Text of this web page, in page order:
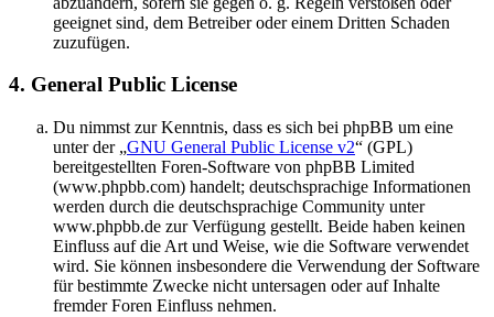
geeignet sind, dem Betreiber oder einem Dritten Schaden
zuzufügen.
4. General Public License
Du nimmst zur Kenntnis, dass es sich bei phpBB um eine
unter der „GNU General Public License v2“ (GPL)
bereitgestellten Foren-Software von phpBB Limited
(www.phpbb.com) handelt; deutschsprachige Informationen
werden durch die deutschsprachige Community unter
www.phpbb.de zur Verfügung gestellt. Beide haben keinen
Einfluss auf die Art und Weise, wie die Software verwendet
wird. Sie können insbesondere die Verwendung der Software
für bestimmte Zwecke nicht untersagen oder auf Inhalte
fremder Foren Einfluss nehmen.